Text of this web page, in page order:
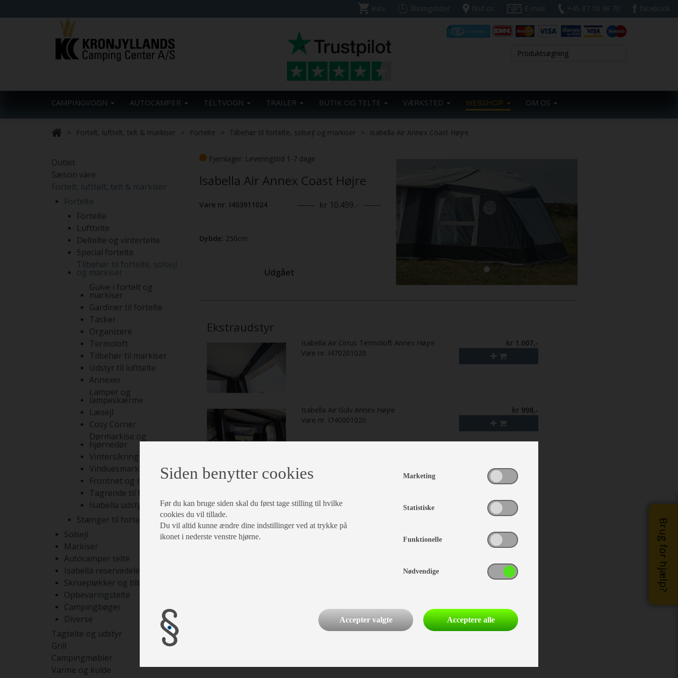
kurv åbningstider find os E-mail +45 87 10 98 70 facebook
CAMPINGVOGN AUTOCAMPER TELTVOGN TRAILER BUTIK OG TELTE VÆRKSTED WEBSHOP OM OS
Brug for hjælp?
Fortelt, lufttelt, telt & markiser Fortelte Tilbehør til fortelte, solsejl og markiser Isabella Air Annex Coast Højre
Outlet
Sæson vare
Fortelt, lufttelt, telt & markiser
Fortelte
Fortelte
Lufttelte
Deltelte og vintertelte
Special fortelte
Tilbehør til fortelte, solsejl
og markiser
Gulve i fortelt og
markiser
Gardiner til fortelte
Tasker
Organizere
Termoloft
Tilbehør til markiser
Udstyr til lufttelte
Annexer
Lamper og
lampeskærme
Læsejl
Cosy Corner
Dørmarkise og
hjørnedør
Vintersikring
Vinduesmarkiser
Frontnet og rumdelere
Tagrende til fortelte
Isabella udstyr
Stænger til fortelte
Solsejl
Markiser
Autocamper telte
Isabella reservedele
Skruepløkker og tilbehør
Opbevaringstelte
Campingbøger
Diverse
Tagtelte og udstyr
Grill
Campingmøbler
Varme og kulde
Fjernlager. Leveringstid 1-7 dage
Isabella Air Annex Coast Højre
Vare nr. I403911024 kr 10.499,-
Dybde: 250cm
Udgået
Ekstraudstyr
Isabella Air Cirrus Termoloft Annex Højre
Vare nr. I470201020
kr 1.007,-
Isabella Air Gulv Annex Højre
Vare nr. I740001020
kr 998,-
Siden benytter cookies
Før du kan bruge siden skal du først tage stilling til hvilke
cookies du vil tillade.
Du vil altid kunne ændre dine indstillinger ved at trykke på
ikonet i nederste venstre hjørne.
Marketing
Statistiske
Funktionelle
Nødvendige
Accepter valgte Acceptere alle